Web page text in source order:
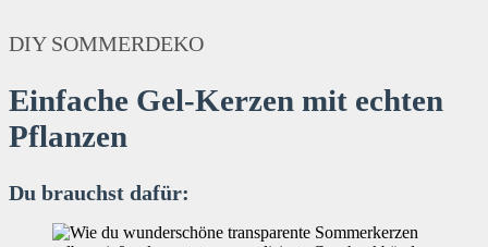
DIY SOMMERDEKO
Einfache Gel-Kerzen mit echten
Pflanzen
Du brauchst dafür: